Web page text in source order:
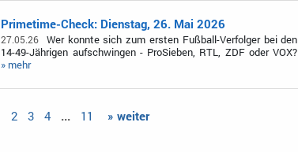
Primetime-Check: Dienstag, 26. Mai 2026
27.05.26
Wer konnte sich zum ersten Fußball-Verfolger bei den
14-49-Jährigen aufschwingen - ProSieben, RTL, ZDF oder VOX?
» mehr
2 3 4 ... 11 » weiter